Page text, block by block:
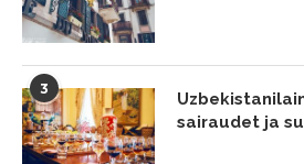
3
sairaudet ja